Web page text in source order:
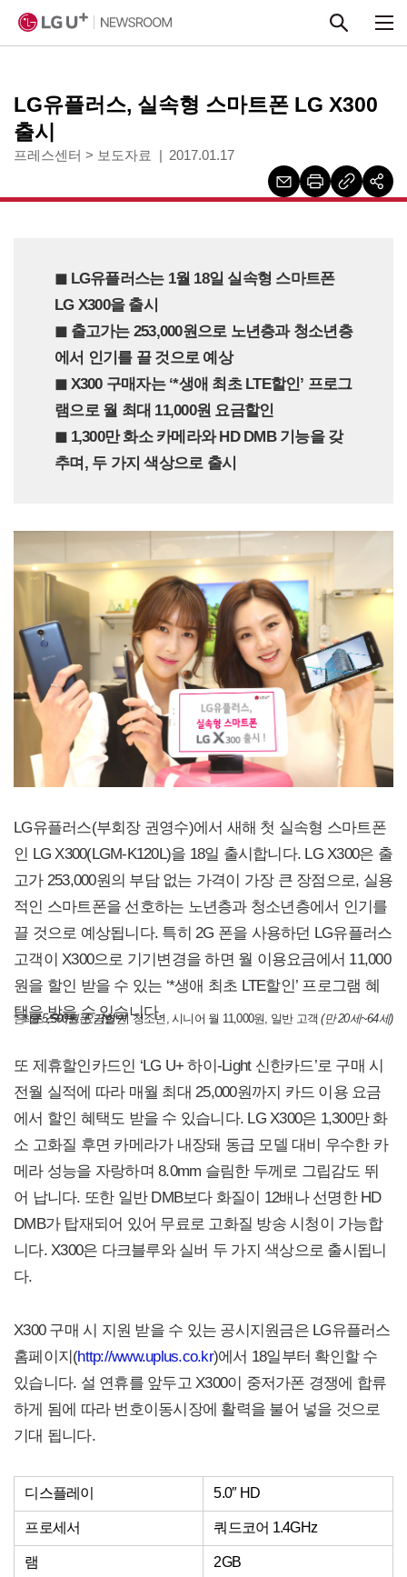
LG유플러스, 실속형 스마트폰 LG X300
출시
프레스센터 > 보도자료 2017.01.17
◼︎ LG유플러스는 1월 18일 실속형 스마트폰
LG X300을 출시
◼︎ 출고가는 253,000원으로 노년층과 청소년층
에서 인기를 끌 것으로 예상
◼︎ X300 구매자는 ‘*생애 최초 LTE할인’ 프로그
램으로 월 최대 11,000원 요금할인
◼︎ 1,300만 화소 카메라와 HD DMB 기능을 갖
추며, 두 가지 색상으로 출시
LG유플러스(부회장 권영수)에서 새해 첫 실속형 스마트폰
인 LG X300(LGM-K120L)을 18일 출시합니다. LG X300은 출
고가 253,000원의 부담 없는 가격이 가장 큰 장점으로, 실용
적인 스마트폰을 선호하는 노년층과 청소년층에서 인기를
끌 것으로 예상됩니다. 특히 2G 폰을 사용하던 LG유플러스
고객이 X300으로 기기변경을 하면 월 이용요금에서 11,000
원을 할인 받을 수 있는 ‘*생애 최초 LTE할인’ 프로그램 혜
택을 받을 수 있습니다.
* 최초 스마트폰 기변 시 청소년, 시니어 월 11,000원, 일반 고객
(만 20세~64세)은 월 5,500원 요금할인
또 제휴할인카드인 ‘LG U+ 하이-Light 신한카드’로 구매 시
전월 실적에 따라 매월 최대 25,000원까지 카드 이용 요금
에서 할인 혜택도 받을 수 있습니다. LG X300은 1,300만 화
소 고화질 후면 카메라가 내장돼 동급 모델 대비 우수한 카
메라 성능을 자랑하며 8.0mm 슬림한 두께로 그립감도 뛰
어 납니다. 또한 일반 DMB보다 화질이 12배나 선명한 HD
DMB가 탑재되어 있어 무료로 고화질 방송 시청이 가능합
니다. X300은 다크블루와 실버 두 가지 색상으로 출시됩니
다.
X300 구매 시 지원 받을 수 있는 공시지원금은 LG유플러스
홈페이지(http://www.uplus.co.kr)에서 18일부터 확인할 수
있습니다. 설 연휴를 앞두고 X300이 중저가폰 경쟁에 합류
하게 됨에 따라 번호이동시장에 활력을 불어 넣을 것으로
기대 됩니다.
디스플레이 5.0″ HD
프로세서 쿼드코어 1.4GHz
램 2GB